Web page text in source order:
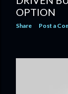
OPTION
Share Post a